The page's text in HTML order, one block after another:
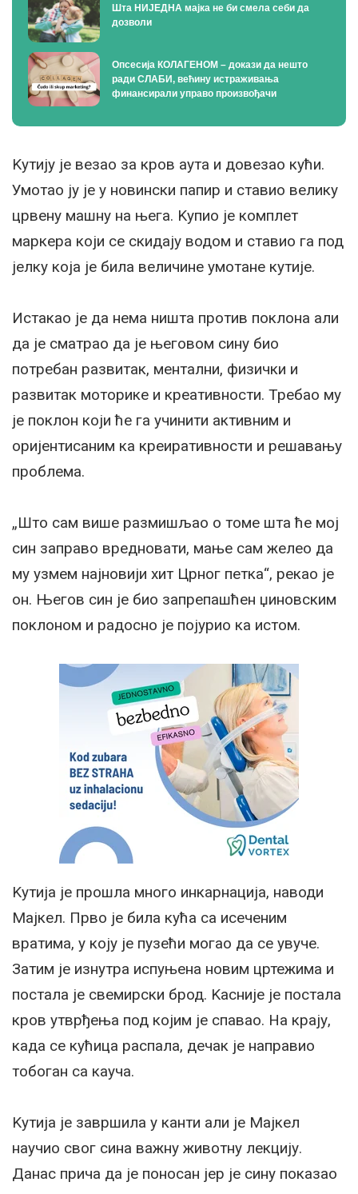
Шта НИЈЕДНА мајка не би смела себи да
дозволи
Опсесија КОЛАГЕНОМ – докази да нешто
ради СЛАБИ, већину истраживања
финансирали управо произвођачи
Kутију је везао за кров аута и довезао кући.
Умотао ју је у новински папир и ставио велику
црвену машну на њега. Kупио је комплет
маркера који се скидају водом и ставио га под
јелку која је била величине умотане кутије.
Истакао је да нема ништа против поклона али
да је сматрао да је његовом сину био
потребан развитак, ментални, физички и
развитак моторике и креативности. Требао му
је поклон који ће га учинити активним и
оријентисаним ка креиративности и решавању
проблема.
„Што сам више размишљао о томе шта ће мој
син заправо вредновати, мање сам желео да
му узмем најновији хит Црног петка“, рекао је
он. Његов син је био запрепашћен џиновским
поклоном и радосно је појурио ка истом.
Kутија је прошла много инкарнација, наводи
Мајкел. Прво је била кућа са исеченим
вратима, у коју је пузећи могао да се увуче.
Затим је изнутра испуњена новим цртежима и
постала је свемирски брод. Kасније је постала
кров утврђења под којим је спавао. На крају,
када се кућица распала, дечак је направио
тобоган са кауча.
Kутија је завршила у канти али је Мајкел
научио свог сина важну животну лекцију.
Данас прича да је поносан јер је сину показао